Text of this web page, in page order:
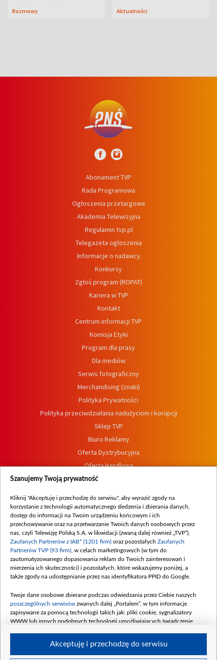
szlaku czekał
Rozmowy Aktualności
Abonament TVP
Rada Programowa
Ogłoszenia przetargowe
Akademia Telewizyjna
Regulamin tvp.pl
Telegazeta ogłoszenia
Informacje o nadawcy
Konkursy
Zgłoś program (ROPAT)
Kariera w TVP
Kontakt
Centrum informacji TVP
Komisja Etyki
Program dla prasy
Dla mediów
Serwis fotograficzny
Merchandising (znaki)
Polityka Prywatności
Polityka przeciwdziałania nadużyciom i korupcji
Sklep TVP
Biuro Reklamy
Oferta Dystrybucyjna
Oferta Handlowa
Dostępność
Procedura zgłoszeń wewnętrznych
Szanujemy Twoją prywatność
Kliknij "Akceptuję i przechodzę do serwisu", aby wyrazić zgody na
korzystanie z technologii automatycznego śledzenia i zbierania danych,
dostęp do informacji na Twoim urządzeniu końcowym i ich
przechowywanie oraz na przetwarzanie Twoich danych osobowych przez
nas, czyli Telewizję Polską S.A. w likwidacji (zwaną dalej również „TVP”),
Zaufanych Partnerów z IAB* (1201 firm) oraz pozostałych Zaufanych
Partnerów TVP (93 firm) , w celach marketingowych (w tym do
zautomatyzowanego dopasowania reklam do Twoich zainteresowań i
mierzenia ich skuteczności) i pozostałych, które wskazujemy poniżej, a
także zgody na udostępnianie przez nas identyfikatora PPID do Google.
Twoje dane osobowe zbierane podczas odwiedzania przez Ciebie naszych
poszczególnych serwisów zwanych dalej „Portalem”, w tym informacje
zapisywane za pomocą technologii takich jak: pliki cookie, sygnalizatory
WWW lub innych podobnych technologii umożliwiających świadczenie
Akceptuję i przechodzę do serwisu